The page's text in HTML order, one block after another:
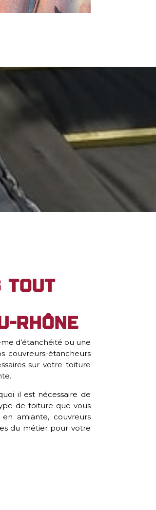
tout
Rhône
d’étanchéité ou une
couvreurs-étancheurs
sur votre toiture
il est nécessaire de
de toiture que vous
amiante, couvreurs
du métier pour votre